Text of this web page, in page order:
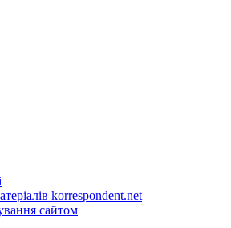
korrespondent.net
сайтом